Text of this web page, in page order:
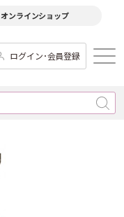
オンラインショップ
ログイン･会員登録